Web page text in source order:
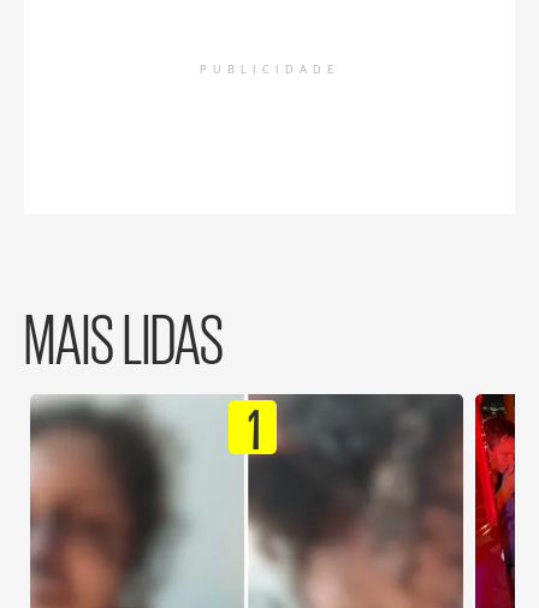
PUBLICIDADE
MAIS LIDAS
1